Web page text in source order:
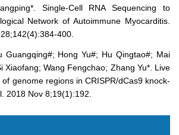
Single-Cell RNA Sequencing to
Network of Autoimmune Myocarditis.
400.
Guangqing#; Hong Yu#; Hu Qingtao#; Mai
Xiaofang; Wang Fengchao; Zhang Yu*. Live
genome regions in CRISPR/dCas9 knock-
2018 Nov 8;19(1):192.